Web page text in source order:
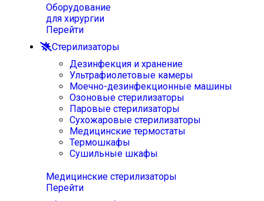
Оборудование
для хирургии
Перейти
Стерилизаторы
Дезинфекция и хранение
Ультрафиолетовые камеры
Моечно-дезинфекционные машины
Озоновые стерилизаторы
Паровые стерилизаторы
Сухожаровые стерилизаторы
Медицинские термостаты
Термошкафы
Сушильные шкафы
Медицинские стерилизаторы
Перейти